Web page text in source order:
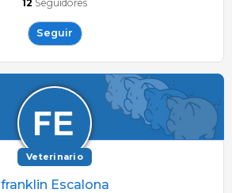
12 Seguidores
Seguir
Veterinario
franklin Escalona